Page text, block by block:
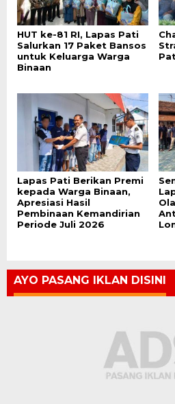
HUT ke-81 RI, Lapas Pati
Salurkan 17 Paket Bansos
untuk Keluarga Warga
Binaan
Lapas Pati Berikan Premi
kepada Warga Binaan,
Apresiasi Hasil
Pembinaan Kemandirian
Periode Juli 2026
AYO PASANG IKLAN DISINI